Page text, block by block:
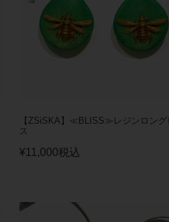
【ZSiSKA】≪BLISS≫レジンロング
ス
¥11,000税込